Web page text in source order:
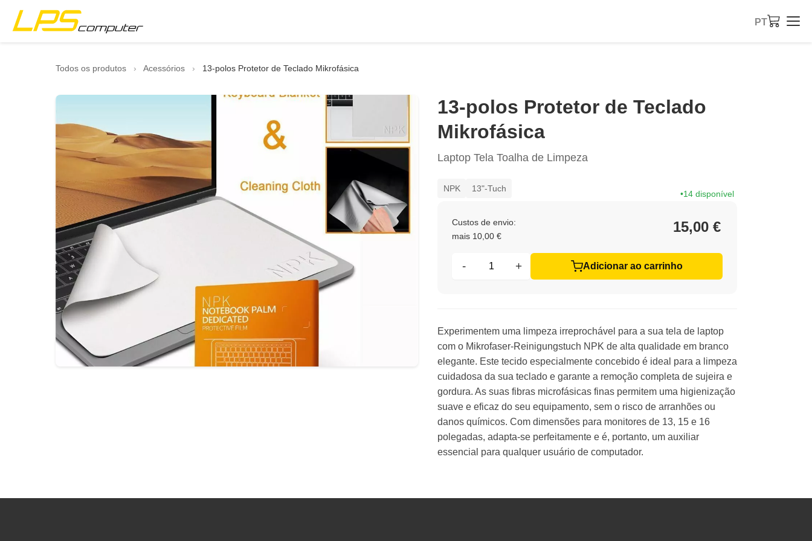
PT
Todos os produtos › Acessórios › 13-polos Protetor de Teclado Mikrofásica
13-polos Protetor de Teclado
Mikrofásica
Laptop Tela Toalha de Limpeza
NPK 13"-Tuch
14 disponível
Custos de envio:
mais 10,00 €
15,00 €
- + Adicionar ao carrinho
Experimentem uma limpeza irreprochável para a sua tela de laptop
com o Mikrofaser-Reinigungstuch NPK de alta qualidade em branco
elegante. Este tecido especialmente concebido é ideal para a limpeza
cuidadosa da sua teclado e garante a remoção completa de sujeira e
gordura. As suas fibras microfásicas finas permitem uma higienização
suave e eficaz do seu equipamento, sem o risco de arranhões ou
danos químicos. Com dimensões para monitores de 13, 15 e 16
polegadas, adapta-se perfeitamente e é, portanto, um auxiliar
essencial para qualquer usuário de computador.